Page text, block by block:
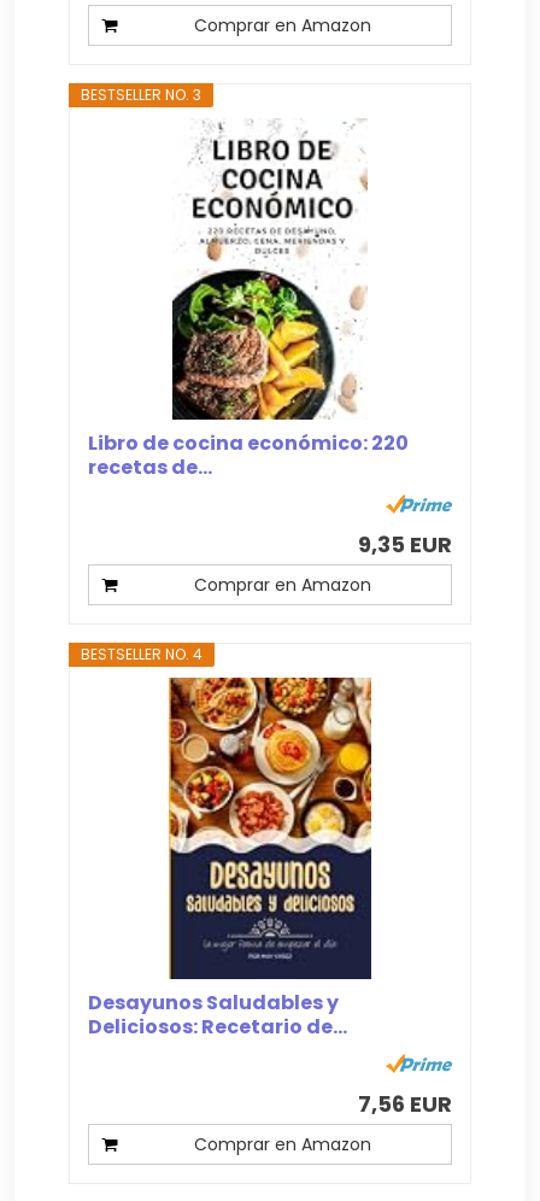
Comprar en Amazon
BESTSELLER NO. 3
Libro de cocina económico: 220
recetas de...
9,35 EUR
Comprar en Amazon
BESTSELLER NO. 4
Desayunos Saludables y
Deliciosos: Recetario de...
7,56 EUR
Comprar en Amazon